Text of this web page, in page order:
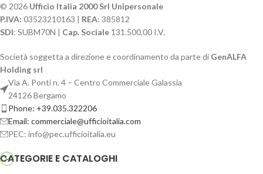
© 2026 Ufficio Italia 2000 Srl Unipersonale
P.IVA: 03523210163 | REA: 385812
SDI: SUBM70N | Cap. Sociale 131.500,00 I.V.
Società soggetta a direzione e coordinamento da parte di GenALFA
Holding srl
Via A. Ponti n. 4 – Centro Commerciale Galassia
24126 Bergamo
Phone: +39.035.322206
Email: commerciale@ufficioitalia.com
PEC: info@pec.ufficioitalia.eu
CATEGORIE E CATALOGHI